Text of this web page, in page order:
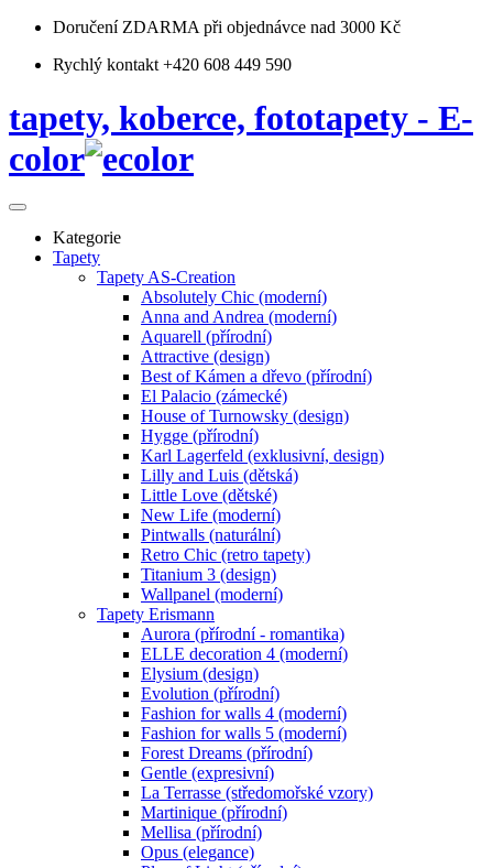
Doručení ZDARMA při objednávce nad 3000 Kč
Rychlý kontakt +420 608 449 590
tapety, koberce, fototapety - E-
color
Kategorie
Tapety
Tapety AS-Creation
Absolutely Chic (moderní)
Anna and Andrea (moderní)
Aquarell (přírodní)
Attractive (design)
Best of Kámen a dřevo (přírodní)
El Palacio (zámecké)
House of Turnowsky (design)
Hygge (přírodní)
Karl Lagerfeld (exklusivní, design)
Lilly and Luis (dětská)
Little Love (dětské)
New Life (moderní)
Pintwalls (naturální)
Retro Chic (retro tapety)
Titanium 3 (design)
Wallpanel (moderní)
Tapety Erismann
Aurora (přírodní - romantika)
ELLE decoration 4 (moderní)
Elysium (design)
Evolution (přírodní)
Fashion for walls 4 (moderní)
Fashion for walls 5 (moderní)
Forest Dreams (přírodní)
Gentle (expresivní)
La Terrasse (středomořské vzory)
Martinique (přírodní)
Mellisa (přírodní)
Opus (elegance)